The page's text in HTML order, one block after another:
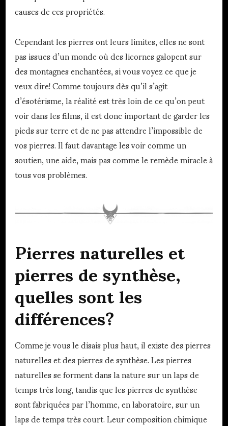
causes de ces propriétés.
Cependant les pierres ont leurs limites, elles ne sont
pas issues d’un monde où des licornes galopent sur
des montagnes enchantées, si vous voyez ce que je
veux dire! Comme toujours dès qu’il s’agit
d’ésotérisme, la réalité est très loin de ce qu’on peut
voir dans les films, il est donc important de garder les
pieds sur terre et de ne pas attendre l’impossible de
vos pierres. Il faut davantage les voir comme un
soutien, une aide, mais pas comme le remède miracle à
tous vos problèmes.
Pierres naturelles et
pierres de synthèse,
quelles sont les
différences?
Comme je vous le disais plus haut, il existe des pierres
naturelles et des pierres de synthèse. Les pierres
naturelles se forment dans la nature sur un laps de
temps très long, tandis que les pierres de synthèse
sont fabriquées par l’homme, en laboratoire, sur un
laps de temps très court. Leur composition chimique